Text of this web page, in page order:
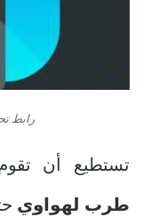
رابط
تستطيع أن
طرب لهواوي